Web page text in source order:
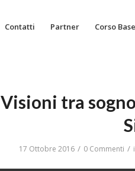
Contatti Partner Corso Base
Visioni tra
17 Ottobre 2016 / 0 Commenti /